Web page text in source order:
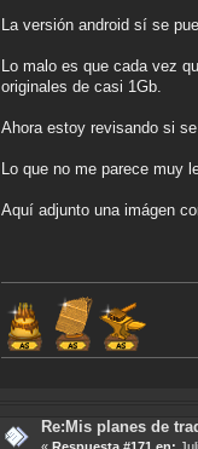
La versión android sí se
Lo malo es que cada vez
originales de casi 1Gb.
Ahora estoy revisando si
Lo que no me parece muy
Aquí adjunto una imágen
Re:Mis planes de
« Respuesta #171 en: